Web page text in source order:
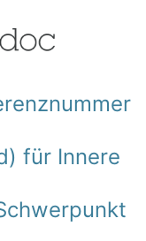
für Innere